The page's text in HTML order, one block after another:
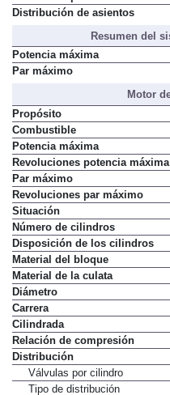
Número de plazas
Resumen del
Potencia máxima
Motor
Propósito
Combustible
Potencia máxima
Revoluciones potencia máxima
Par máximo
Revoluciones par máximo
Situación
Número de cilindros
Disposición de los cilindros
Material del bloque
Material de la culata
Diámetro
Carrera
Cilindrada
Relación de compresión
Distribución
Válvulas por cilindro